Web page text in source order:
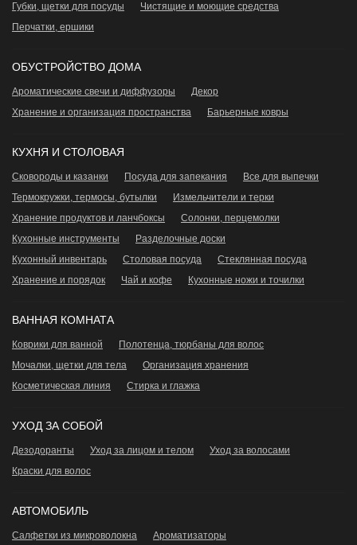
Губки, щетки для посуды
Чистящие и моющие средства
Перчатки, ершики
ОБУСТРОЙСТВО ДОМА
Ароматические свечи и диффузоры
Декор
Хранение и организация пространства
Барьерные ковры
КУХНЯ И СТОЛОВАЯ
Сковороды и казанки Посуда для запекания
Все для выпечки
Термокружки, термосы, бутылки
Измельчители и терки
Хранение продуктов и ланчбоксы
Сoлонки, перцемолки
Кухонные инструменты
Разделочные доски
Кухонный инвентарь
Столовая посуда
Стеклянная посуда
Хранение и порядок
Чай и кофе Кухонные ножи и точилки
ВАННАЯ КОМНАТА
Коврики для ванной
Полотенца, тюрбаны для волос
Мочалки, щетки для тела
Организация хранения
Косметическая линия
Стирка и глажка
УХОД ЗА СОБОЙ
Дезодоранты Уход за лицом и телом
Уход за волосами
Краски для волос
АВТОМОБИЛЬ
Салфетки из микроволокна Ароматизаторы